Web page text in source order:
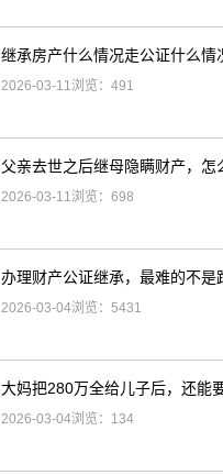
继承房产什么情况走公证什么情
2026-03-11浏览：491
父亲去世之后继母隐瞒财产，怎
2026-03-11浏览：698
2026-03-04浏览：5431
2026-03-04浏览：134